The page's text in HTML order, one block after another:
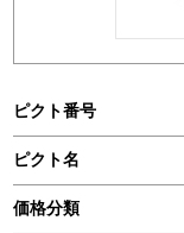
ピクト番号
ピクト名
価格分類